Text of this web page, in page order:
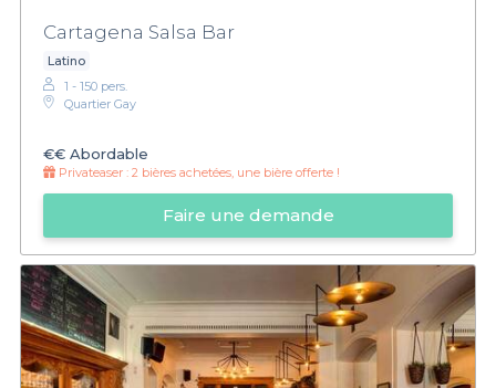
Cartagena Salsa Bar
Latino
1 - 150 pers.
Quartier Gay
€€ Abordable
Privateaser : 2 bières achetées, une bière offerte !
Faire une demande